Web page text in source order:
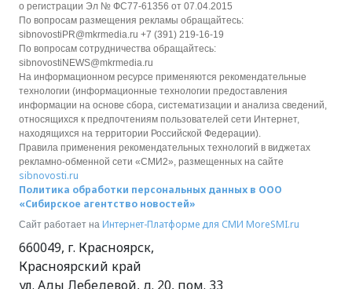
о регистрации Эл № ФС77-61356 от 07.04.2015
По вопросам размещения рекламы обращайтесь:
sibnovostiPR@mkrmedia.ru +7 (391) 219-16-19
По вопросам сотрудничества обращайтесь:
sibnovostiNEWS@mkrmedia.ru
На информационном ресурсе применяются рекомендательные
технологии (информационные технологии предоставления
информации на основе сбора, систематизации и анализа сведений,
относящихся к предпочтениям пользователей сети Интернет,
находящихся на территории Российской Федерации).
Правила применения рекомендательных технологий в виджетах
рекламно-обменной сети «СМИ2», размещенных на сайте
sibnovosti.ru
Политика обработки персональных данных в ООО
«Сибирское агентство новостей»
Сайт работает на Интернет-Платформе для СМИ MoreSMI.ru
660049, г. Красноярск,
Красноярский край
ул. Ады Лебедевой, д. 20, пом. 33